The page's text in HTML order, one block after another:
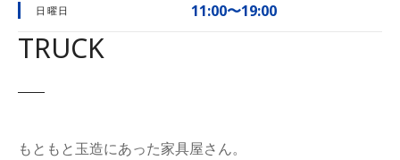
日曜日 11:00〜19:00
TRUCK
もともと玉造にあった家具屋さん。